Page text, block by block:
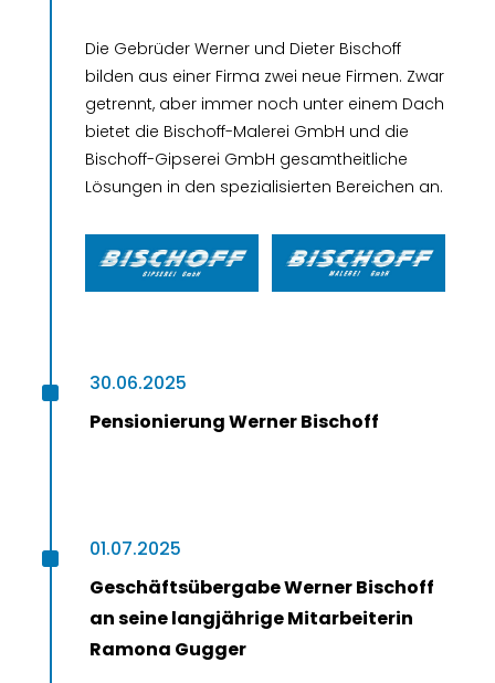
Die Gebrüder Werner und Dieter Bischoff
bilden aus einer Firma zwei neue Firmen. Zwar
getrennt, aber immer noch unter einem Dach
bietet die Bischoff-Malerei GmbH und die
Bischoff-Gipserei GmbH gesamtheitliche
Lösungen in den spezialisierten Bereichen an.
^
30.06.2025
Pensionierung Werner Bischoff
^
01.07.2025
Geschäftsübergabe Werner Bischoff
an seine langjährige Mitarbeiterin
Ramona Gugger